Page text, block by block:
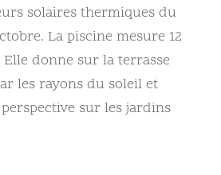
solaires thermiques du
La piscine mesure 12
donne sur la terrasse
les rayons du soleil et
sur les jardins